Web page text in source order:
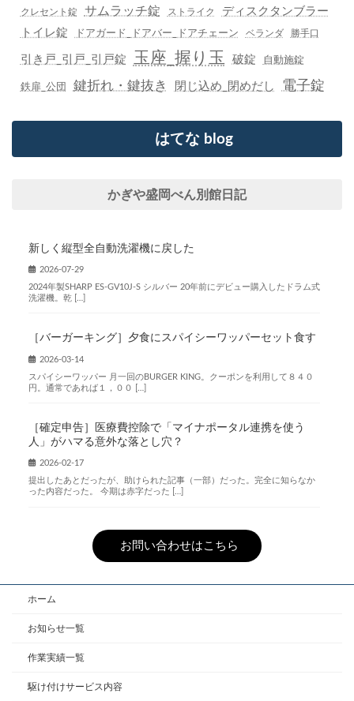
クレセント錠 サムラッチ錠 ストライク
ディスクタンブラー
トイレ錠
ドアガード_ドアバー_ドアチェーン ベランダ 勝手口
引き戸_引戸_引戸錠 玉座_握り玉 破錠 自動施錠
鉄扉_公団 鍵折れ・鍵抜き 閉じ込め_閉めだし 電子錠
はてな blog
かぎや盛岡べん別館日記
新しく縦型全自動洗濯機に戻した
2026-07-29
2024年製SHARP ES-GV10J-S シルバー 20年前にデビュー購入したドラム式
洗濯機。乾 […]
［バーガーキング］夕食にスパイシーワッパーセット食す
2026-03-14
スパイシーワッパー 月一回のBURGER KING。クーポンを利用して８４０
円。通常であれば１，００ […]
［確定申告］医療費控除で「マイナポータル連携を使う
人」がハマる意外な落とし穴？
2026-02-17
提出したあとだったが、助けられた記事（一部）だった。完全に知らなか
った内容だった。 今期は赤字だった […]
お問い合わせはこちら
ホーム
お知らせ一覧
作業実績一覧
駆け付けサービス内容